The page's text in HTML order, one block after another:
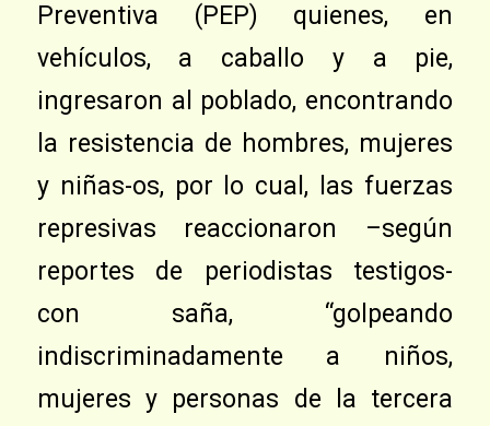
Preventiva (PEP) quienes, en
vehículos, a caballo y a pie,
ingresaron al poblado, encontrando
la resistencia de hombres, mujeres
y niñas-os, por lo cual, las fuerzas
represivas reaccionaron –según
reportes de periodistas testigos-
con saña, “golpeando
indiscriminadamente a niños,
mujeres y personas de la tercera